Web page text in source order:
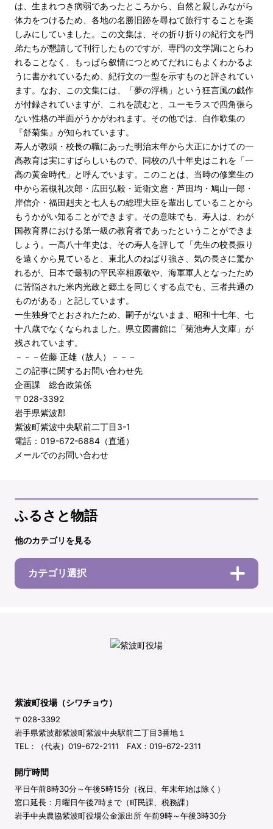
は、生まれつき病弱であったところから、自然と親しみながら
体力をつけるため、各地の名勝旧跡を尋ねて旅行することを楽
しみにしていました。この文集は、その折り折りの紀行文を門
弟たちが懇請して刊行したものですが、専門の文学調にとらわ
れることなく、もっぱら叙情につとめてだれにもよくわかるよ
うに書かれているため、紀行文の一型を示すものと評されてい
ます。なお、この文集には、「夢の浮橋」という狂言風の戯作
が付録されていますが、これを読むと、ユーモラスで四角張ら
ない性格の半面がうかがわれます。その他では、自作歌集の
『舒菊集』が知られています。
寿人が教頭・校長の職にあった明治末年から大正にかけての一
高教育は実にすばらしいもので、同校の八十年史はこれを「一
高の黄金時代」と呼んでいます。このことは、当時の修業生の
中から若槻礼次郎・広田弘毅・近衛文麿・芦田均・鳩山一郎・
岸信介・福田赳夫と七人もの総理大臣を輩出していることから
もうかがい知ることができます。その意味でも、寿人は、わが
国教育界における第一級の教育者であったということができま
しょう。一高八十年史は、その寿人を評して「先生の校長振り
を遠くから見ていると、東北人のねばり強さ、気の長さに驚か
れるが、日本で最初の平民宰相原敬や、海軍軍人となったため
に苦悩された米内光政と郷土を同じくする点でも、三者共通の
ものがある」と記しています。
一生独身でとおされたため、嗣子がないまま、昭和十七年、七
十八歳でなくなられました。県立図書館に「菊池寿人文庫」が
残されています。
－－－佐藤 正雄（故人）－－－
この記事に関するお問い合わせ先
企画課 総合政策係
〒028-3392
岩手県紫波郡
紫波町紫波中央駅前二丁目3-1
電話：019-672-6884（直通）
メールでのお問い合わせ
ふるさと物語
他のカテゴリを見る
カテゴリ選択
紫波町役場（シワチョウ）
〒028-3392
岩手県紫波郡紫波町紫波中央駅前二丁目3番地１
TEL：（代表）019-672-2111 FAX：019-672-2311
開庁時間
平日午前8時30分～午後5時15分（祝日、年末年始は除く）
窓口延長：月曜日午後7時まで（町民課、税務課）
岩手中央農協紫波町役場公金派出所 午前9時～午後3時30分